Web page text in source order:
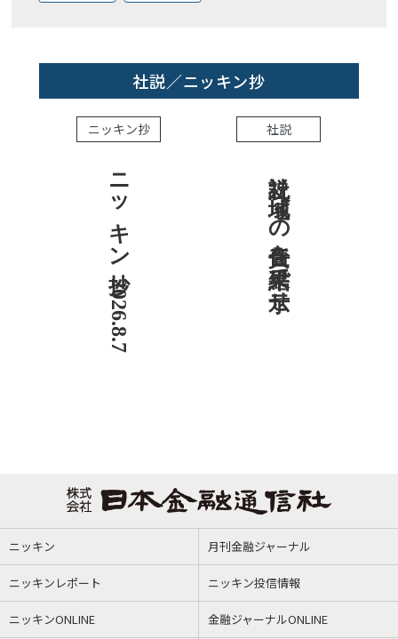
社説／ニッキン抄
ニッキン抄
ニッキン抄 2026.8.7
社説
社説 地域への責任を結果で示せ
ニッキン 月刊金融ジャーナル
ニッキンレポート ニッキン投信情報
ニッキンONLINE 金融ジャーナルONLINE